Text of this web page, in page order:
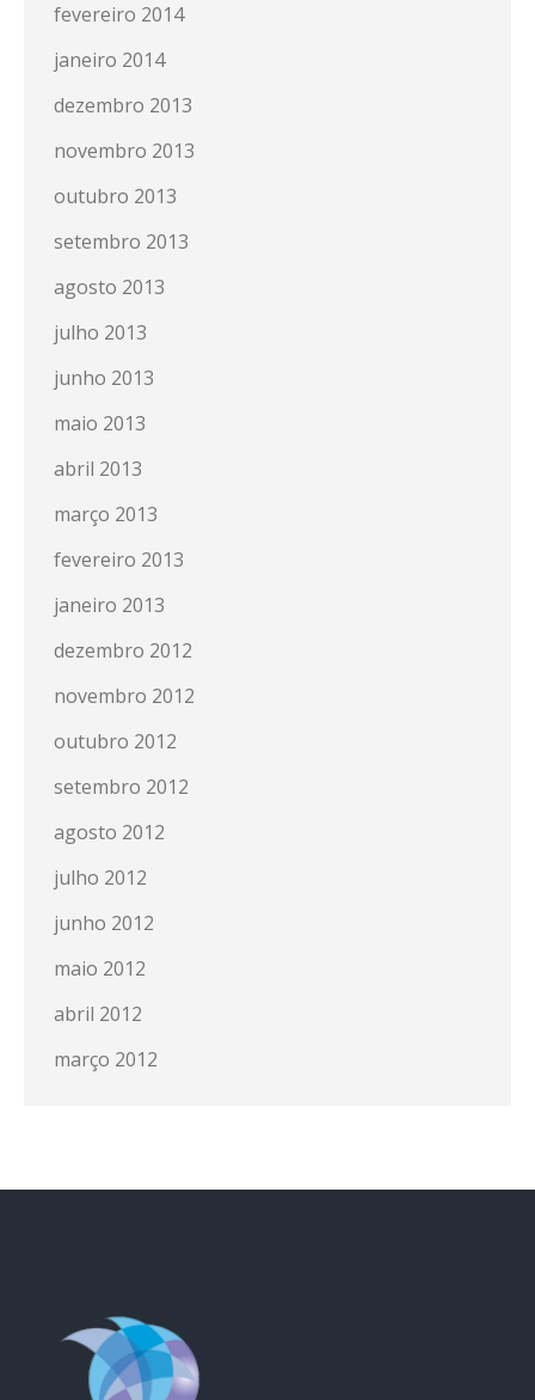
fevereiro 2014
janeiro 2014
dezembro 2013
novembro 2013
outubro 2013
setembro 2013
agosto 2013
julho 2013
junho 2013
maio 2013
abril 2013
março 2013
fevereiro 2013
janeiro 2013
dezembro 2012
novembro 2012
outubro 2012
setembro 2012
agosto 2012
julho 2012
junho 2012
maio 2012
abril 2012
março 2012